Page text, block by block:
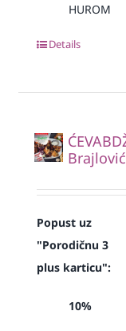
HUROM
Details
Brajlović
Popust uz
"Porodičnu 3
plus karticu":
10%